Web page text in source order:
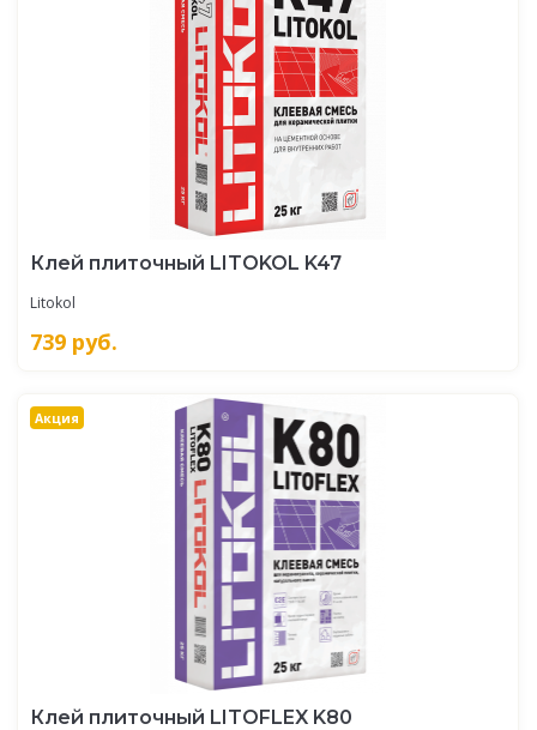
Клей плиточный LITOKOL K47
Litokol
739 руб.
Акция
Клей плиточный LITOFLEX K80